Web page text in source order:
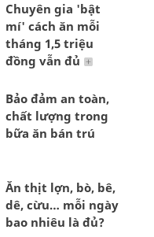
Chuyên gia 'bật
mí' cách ăn mỗi
tháng 1,5 triệu
đồng vẫn đủ
Bảo đảm an toàn,
chất lượng trong
bữa ăn bán trú
Ăn thịt lợn, bò, bê,
dê, cừu… mỗi ngày
bao nhiêu là đủ?